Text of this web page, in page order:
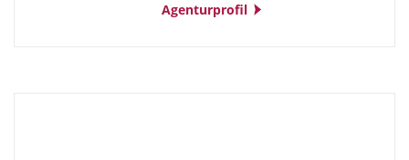
Agenturprofil